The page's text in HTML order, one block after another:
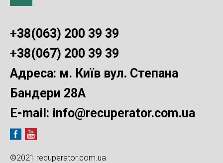
+38(063) 200 39 39
+38(067) 200 39 39
Адреса: м. Київ вул. Степана
Бандери 28А
E-mail: info@recuperator.com.ua
©2021 recuperator.com.ua